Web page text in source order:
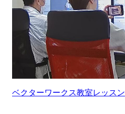
ベクターワークス教室レッスン